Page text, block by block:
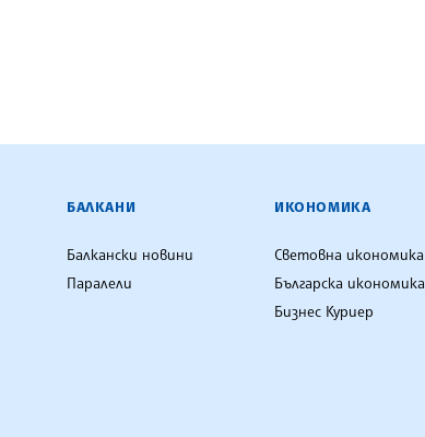
БАЛКАНИ
Балкански новини
Паралели
ИКОНОМИКА
Световна икономика
Българска икономика
Бизнес Куриер